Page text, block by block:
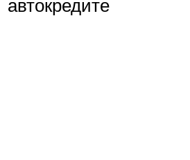
автокредите